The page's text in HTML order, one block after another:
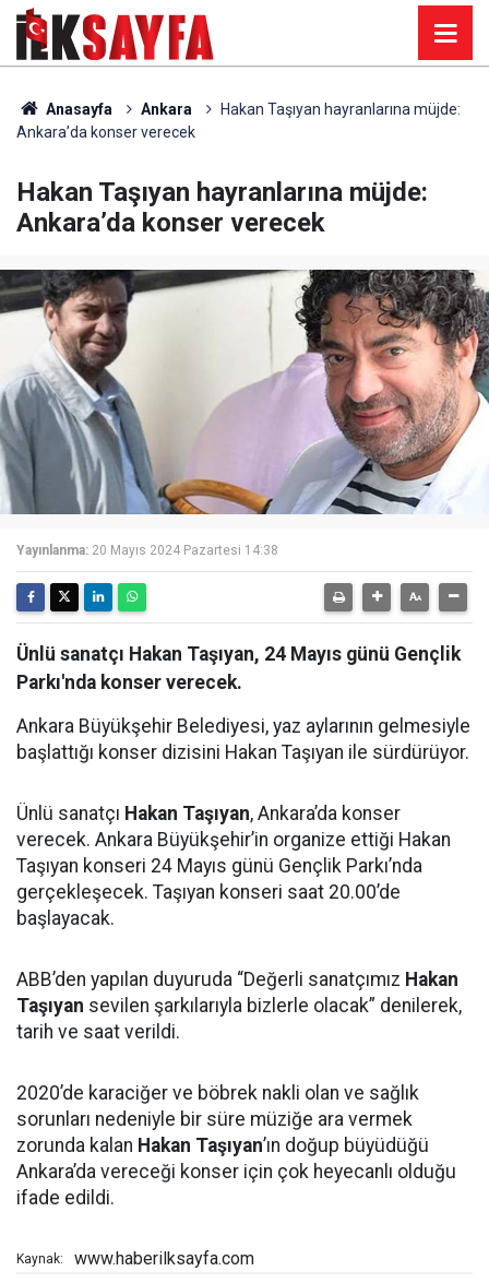
Anasayfa Ankara
Hakan Taşıyan hayranlarına müjde:
Ankara’da konser verecek
Hakan Taşıyan hayranlarına müjde:
Ankara’da konser verecek
Yayınlanma: 20 Mayıs 2024 Pazartesi 14:38
Ünlü sanatçı Hakan Taşıyan, 24 Mayıs günü Gençlik
Parkı'nda konser verecek.
Ankara Büyükşehir Belediyesi, yaz aylarının gelmesiyle
başlattığı konser dizisini Hakan Taşıyan ile sürdürüyor.
Ünlü sanatçı Hakan Taşıyan, Ankara’da konser
verecek. Ankara Büyükşehir’in organize ettiği Hakan
Taşıyan konseri 24 Mayıs günü Gençlik Parkı’nda
gerçekleşecek. Taşıyan konseri saat 20.00’de
başlayacak.
ABB’den yapılan duyuruda “Değerli sanatçımız Hakan
Taşıyan sevilen şarkılarıyla bizlerle olacak” denilerek,
tarih ve saat verildi.
2020’de karaciğer ve böbrek nakli olan ve sağlık
sorunları nedeniyle bir süre müziğe ara vermek
zorunda kalan Hakan Taşıyan’ın doğup büyüdüğü
Ankara’da vereceği konser için çok heyecanlı olduğu
ifade edildi.
Kaynak: www.haberilksayfa.com